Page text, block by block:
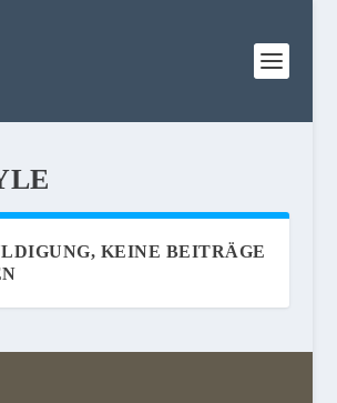
KEINE BEITRÄGE